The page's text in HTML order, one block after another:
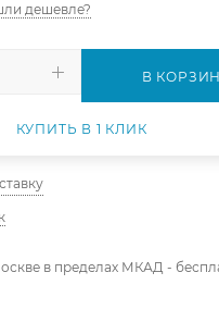
дешевле?
В
КУПИТЬ В 1 КЛИК
в пределах МКАД -